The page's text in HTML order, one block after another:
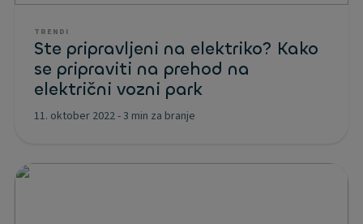
TRENDI
Ste pripravljeni na elektriko? Kako
se pripraviti na prehod na
električni vozni park
11. oktober 2022-3 min za branje